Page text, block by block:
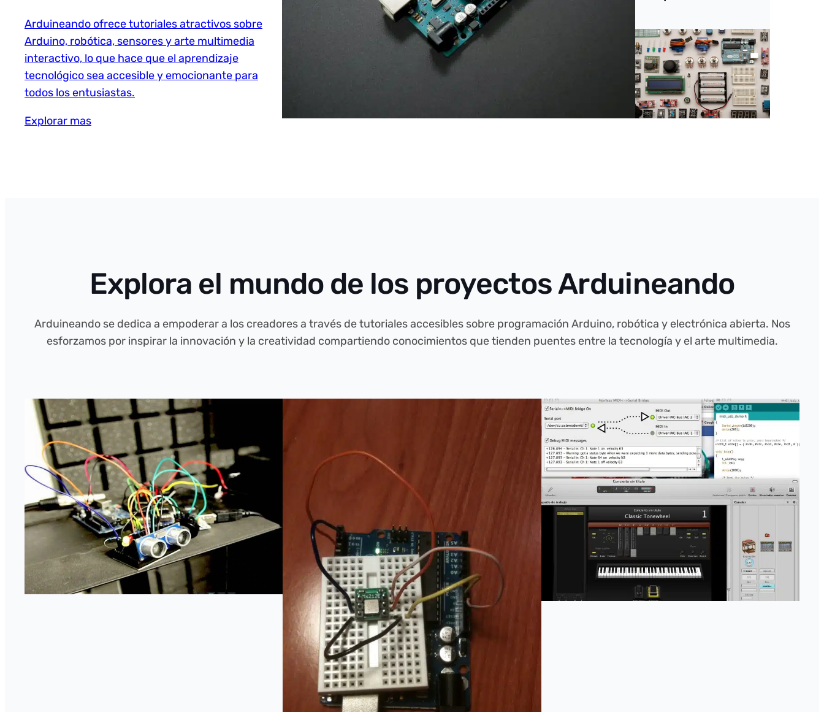
Arduineando ofrece tutoriales atractivos sobre
Arduino, robótica, sensores y arte multimedia
interactivo, lo que hace que el aprendizaje
tecnológico sea accesible y emocionante para
todos los entusiastas.
Explorar mas
Explora el mundo de los proyectos Arduineando
Arduineando se dedica a empoderar a los creadores a través de tutoriales accesibles sobre programación Arduino, robótica y electrónica abierta. Nos
esforzamos por inspirar la innovación y la creatividad compartiendo conocimientos que tienden puentes entre la tecnología y el arte multimedia.